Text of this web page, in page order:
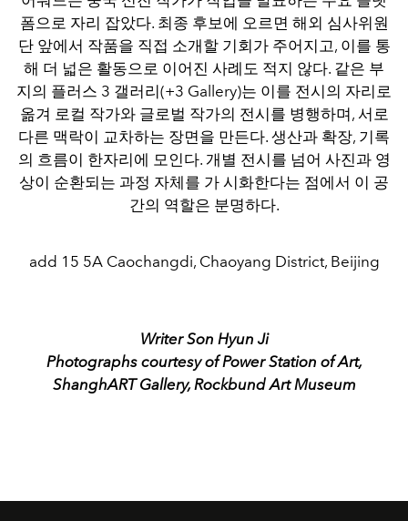
폼으로 자리 잡았다. 최종 후보에 오르면 해외 심사위원
단 앞에서 작품을 직접 소개할 기회가 주어지고, 이를 통
해 더 넓은 활동으로 이어진 사례도 적지 않다. 같은 부
지의 플러스 3 갤러리(+3 Gallery)는 이를 전시의 자리로
옮겨 로컬 작가와 글로벌 작가의 전시를 병행하며, 서로
다른 맥락이 교차하는 장면을 만든다. 생산과 확장, 기록
의 흐름이 한자리에 모인다. 개별 전시를 넘어 사진과 영
상이 순환되는 과정 자체를 가 시화한다는 점에서 이 공
간의 역할은 분명하다.
add 15 5A Caochangdi, Chaoyang District, Beijing
Writer Son Hyun Ji
Photographs courtesy of Power Station of Art,
ShanghART Gallery, Rockbund Art Museum